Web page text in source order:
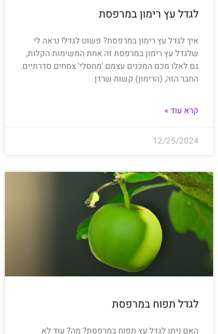
לגדל עץ רימון במרפסת
איך לגדל עץ רימון במרפסת? פשוט לגדל! נראה לי
שלגדל עץ רימון במרפסת זה אחת המשימות הקלות,
גם לאלו מכם המכנים עצמם 'מחסלי' צמחים סדרתיים.
החבר הזה, (הרימון) קשוח שרדן
קרא עוד »
12/25/2024
לגדל תפוח במרפסת
האם ניתן לגדל עץ תפוח במרפסת? מה? עוד לא